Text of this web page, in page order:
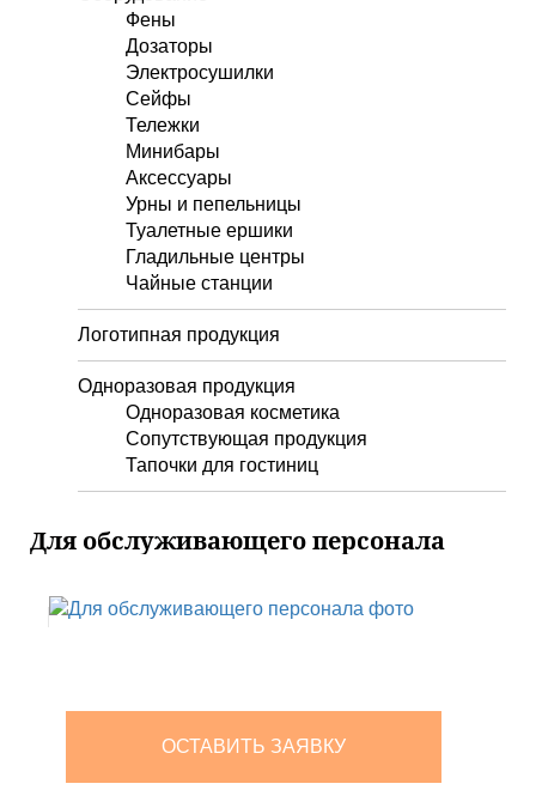
Фены
Дозаторы
Электросушилки
Сейфы
Тележки
Минибары
Аксессуары
Урны и пепельницы
Туалетные ершики
Гладильные центры
Чайные станции
Логотипная продукция
Одноразовая продукция
Одноразовая косметика
Сопутствующая продукция
Тапочки для гостиниц
Для обслуживающего персонала
ОСТАВИТЬ ЗАЯВКУ